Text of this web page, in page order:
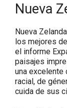
Nueva
Nueva
los mejores
el informe
paisajes
una excelente
racial, de
cuida de sus